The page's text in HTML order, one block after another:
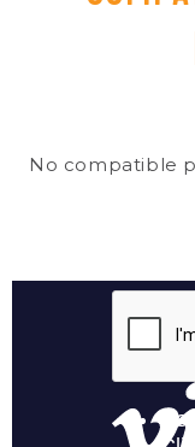
No compatible